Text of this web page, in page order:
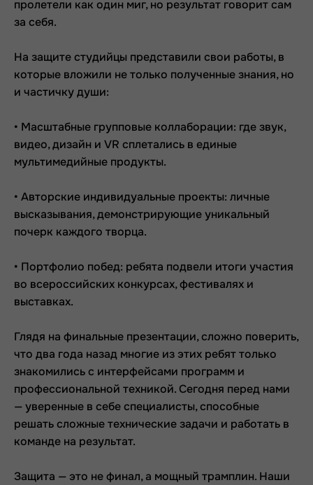
пролетели как один миг, но результат говорит сам
за себя.
На защите студийцы представили свои работы, в
которые вложили не только полученные знания, но
и частичку души:
• Масштабные групповые коллаборации: где звук,
видео, дизайн и VR сплетались в единые
мультимедийные продукты.
• Авторские индивидуальные проекты: личные
высказывания, демонстрирующие уникальный
почерк каждого творца.
• Портфолио побед: ребята подвели итоги участия
во всероссийских конкурсах, фестивалях и
выставках.
Глядя на финальные презентации, сложно поверить,
что два года назад многие из этих ребят только
знакомились с интерфейсами программ и
профессиональной техникой. Сегодня перед нами
— уверенные в себе специалисты, способные
решать сложные технические задачи и работать в
команде на результат.
Защита — это не финал, а мощный трамплин. Наши